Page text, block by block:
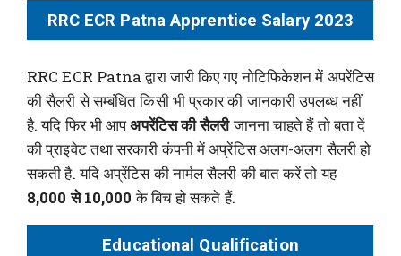
RRC ECR Patna Apprentice Salary 2023
RRC ECR Patna द्वारा जारी किए गए नोटिफिकेशन में अपरेंटिस
की सैलरी से सम्बंधित किसी भी प्रकार की जानकारी उपलब्ध नहीं
है. यदि फिर भी आपअपरेंटिस की सैलरीजानना चाहते हैं तो बता दें
की प्राइवेट तथा सरकारी कंपनी में अप्रेंटिस अलग-अलग सैलरी हो
सकती है. यदि अप्रेंटिस की नार्मल सैलरी की बात करें तो यह
8,000 से 10,000 के बिच हो सकते हैं.
Educational Qualification